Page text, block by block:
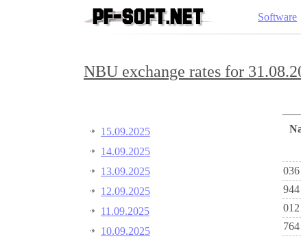
Software
NBU exchange rates for
15.09.2025
14.09.2025
13.09.2025
12.09.2025
11.09.2025
10.09.2025
036
944
012
764